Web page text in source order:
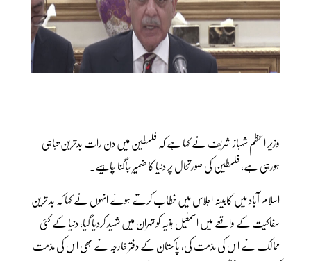
وزیر اعظم شہباز شریف نے کہا ہے کہ فلسطین میں دن رات بدترین تباہی
ہورہی ہے، فلسطین کی صورتحال پر دنیا کا ضمیر جاگنا چاہیے۔
اسلام آباد میں کابینہ اجلاس میں خطاب کرتے ہوئے انہوں نے کہا کہ بد ترین
سفاکیت کے واقعے میں اسمٰعیل ہنیہ کو تہران میں شہید کردیا گیا، دنیا کے کئی
ممالک نے اس کی مذمت کی، پاکستان کے دفتر خارجہ نے بھی اس کی مذمت